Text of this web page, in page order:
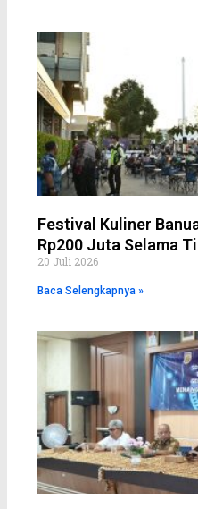
Festival Kuliner
Rp200 Juta Selama
20 Juli 2026
Baca Selengkapnya »